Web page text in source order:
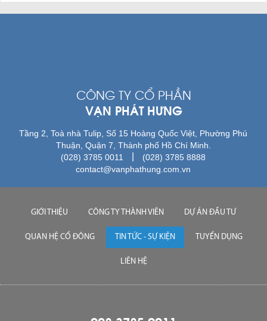
CÔNG TY CỔ PHẦN
VẠN PHÁT HƯNG
Tầng 2, Toà nhà Tulip, Số 15 Hoàng Quốc Việt, Phường Phú
Thuận, Quận 7, Thành phố Hồ Chí Minh.
(028) 3785 0011
(028) 3785 8888
contact@vanphathung.com.vn
GIỚI THIỆU CÔNG TY THÀNH VIÊN DỰ ÁN ĐẦU TƯ
QUAN HỆ CỔ ĐÔNG TIN TỨC - SỰ KIỆN TUYỂN DỤNG
LIÊN HỆ